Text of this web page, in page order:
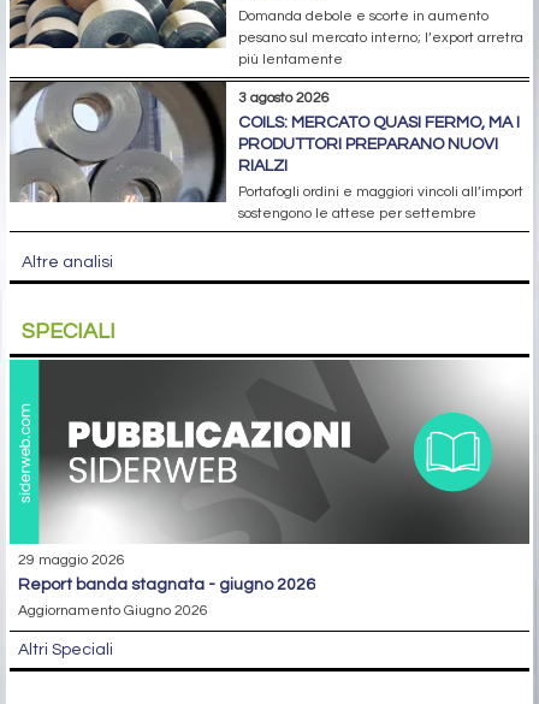
Domanda debole e scorte in aumento
pesano sul mercato interno; l’export arretra
più lentamente
3 agosto 2026
COILS: MERCATO QUASI FERMO, MA I
PRODUTTORI PREPARANO NUOVI
RIALZI
Portafogli ordini e maggiori vincoli all’import
sostengono le attese per settembre
Altre analisi
SPECIALI
29 maggio 2026
report banda stagnata - giugno 2026
Aggiornamento Giugno 2026
Altri Speciali